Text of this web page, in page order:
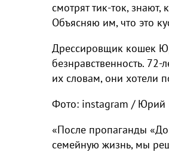
смотрят тик-ток,
Объясняю им, что это
Дрессировщик кошек
безнравственность.
их словам, они хотели
Фото: instagram / Юрий
«После пропаганды
семейную жизнь, мы